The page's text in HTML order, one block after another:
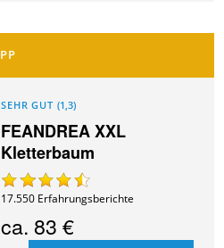
SEHR GUT (1,3)
FEANDREA XXL
Kletterbaum
17.550 Erfahrungsberichte
ca. 83 €